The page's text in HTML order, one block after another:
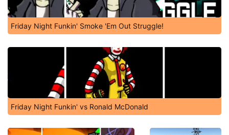
Friday Night Funkin' Smoke 'Em Out Struggle!
Friday Night Funkin' vs Ronald McDonald